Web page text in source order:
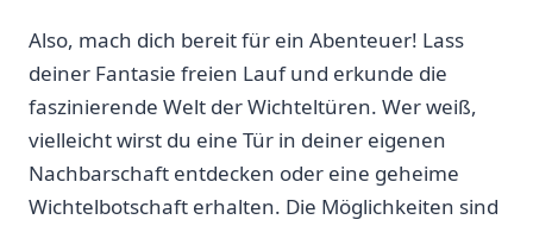
Also, mach dich bereit für ein Abenteuer! Lass
deiner Fantasie freien Lauf und erkunde die
faszinierende Welt‌ der Wichteltüren. Wer weiß,
vielleicht wirst ‍du eine Tür in ‍deiner eigenen
Nachbarschaft entdecken oder eine geheime
Wichtelbotschaft ⁢erhalten. Die Möglichkeiten sind